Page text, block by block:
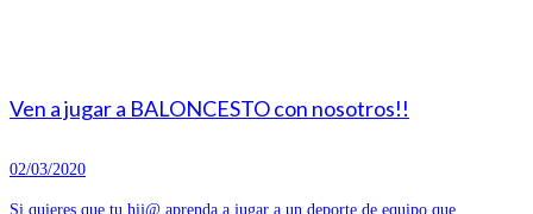
Ven a jugar a BALONCESTO con nosotros!!
02/03/2020
Si quieres que tu hij@ aprenda a jugar a un deporte de equipo que